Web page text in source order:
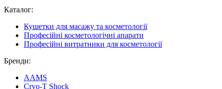
Каталог:
Кушетки для масажу та косметології
Професійні косметологічні апарати
Професійні витратники для косметології
Бренди:
AAMS
Cryo-T Shock